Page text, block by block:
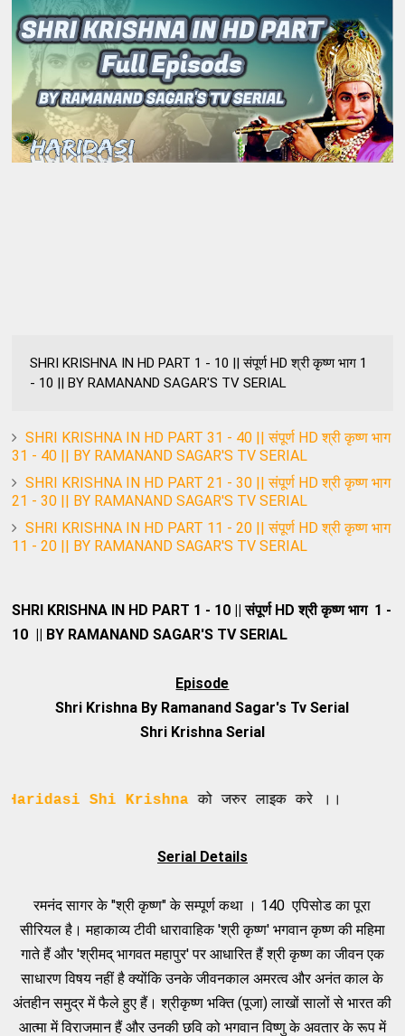
SHRI KRISHNA IN HD PART 1 - 10 || संपूर्ण HD श्री कृष्ण भाग 1
- 10 || BY RAMANAND SAGAR'S TV SERIAL
SHRI KRISHNA IN HD PART 31 - 40 || संपूर्ण HD श्री कृष्ण भाग
31 - 40 || BY RAMANAND SAGAR'S TV SERIAL
SHRI KRISHNA IN HD PART 21 - 30 || संपूर्ण HD श्री कृष्ण भाग
21 - 30 || BY RAMANAND SAGAR'S TV SERIAL
SHRI KRISHNA IN HD PART 11 - 20 || संपूर्ण HD श्री कृष्ण भाग
11 - 20 || BY RAMANAND SAGAR'S TV SERIAL
SHRI KRISHNA IN HD PART 1 - 10 || संपूर्ण HD श्री कृष्ण भाग 1 -
10 || BY RAMANAND SAGAR'S TV SERIAL
Episode
Shri Krishna By Ramanand Sagar's Tv Serial
Shri Krishna Serial
Shi Krishna को जरुर लाइक करे ।।
Serial Details
रमनंद सागर के "श्री कृष्ण" के सम्पूर्ण कथा । 140 एपिसोड का पूरा
सीरियल है। महाकाव्य टीवी धारावाहिक 'श्री कृष्ण' भगवान कृष्ण की महिमा
गाते हैं और 'श्रीमद् भागवत महापुर' पर आधारित हैं श्री कृष्ण का जीवन एक
साधारण विषय नहीं है क्योंकि उनके जीवनकाल अमरत्व और अनंत काल के
अंतहीन समुद्र में फैले हुए हैं। श्रीकृष्ण भक्ति (पूजा) लाखों सालों से भारत की
आत्मा में विराजमान हैं और उनकी छवि को भगवान विष्णु के अवतार के रूप में